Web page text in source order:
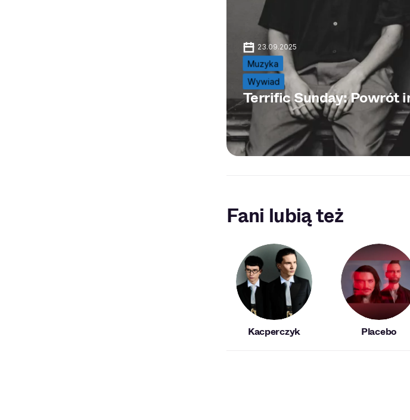
23.09.2025
Muzyka
Wywiad
Terrific Sunday: Powrót
Fani lubią też
Kacperczyk Placebo